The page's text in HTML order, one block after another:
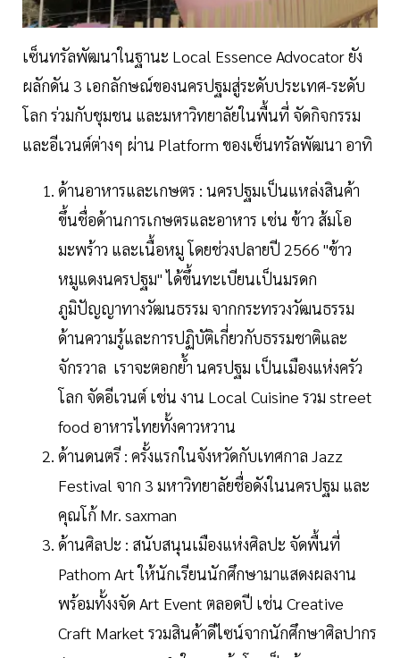
เซ็นทรัลพัฒนาในฐานะ Local Essence Advocator ยัง
ผลักดัน 3 เอกลักษณ์ของนครปฐมสู่ระดับประเทศ-ระดับ
โลก ร่วมกับชุมชน และมหาวิทยาลัยในพื้นที่ จัดกิจกรรม
และอีเวนต์ต่างๆ ผ่าน Platform ของเซ็นทรัลพัฒนา อาทิ
ด้านอาหารและเกษตร : นครปฐมเป็นแหล่งสินค้า
ขึ้นชื่อด้านการเกษตรและอาหาร เช่น ข้าว ส้มโอ
มะพร้าว และเนื้อหมู โดยช่วงปลายปี 2566 "ข้าว
หมูแดงนครปฐม" ได้ขึ้นทะเบียนเป็นมรดก
ภูมิปัญญาทางวัฒนธรรม จากกระทรวงวัฒนธรรม
ด้านความรู้และการปฏิบัติเกี่ยวกับธรรมชาติและ
จักรวาล เราจะตอกย้ำ นครปฐม เป็นเมืองแห่งครัว
โลก จัดอีเวนต์ เช่น งาน Local Cuisine รวม street
food อาหารไทยทั้งคาวหวาน
ด้านดนตรี : ครั้งแรกในจังหวัดกับเทศกาล Jazz
Festival จาก 3 มหาวิทยาลัยชื่อดังในนครปฐม และ
คุณโก้ Mr. saxman
ด้านศิลปะ : สนับสนุนเมืองแห่งศิลปะ จัดพื้นที่
Pathom Art ให้นักเรียนนักศึกษามาแสดงผลงาน
พร้อมทั้งงจัด Art Event ตลอดปี เช่น Creative
Craft Market รวมสินค้าดีไซน์จากนักศึกษาศิลปากร